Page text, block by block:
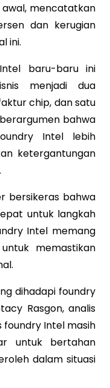
mencatatkan
dan kerugian
ini.
baru-baru ini
menjadi dua
chip, dan satu
bahwa
Intel lebih
ketergantungan
bersikeras bahwa
untuk langkah
Intel memang
memastikan
dihadapi foundry
Rasgon, analis
foundry Intel masih
untuk bertahan
dalam situasi